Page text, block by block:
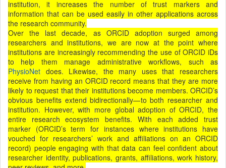
institution, it increases the number of trust markers and
information that can be used easily in other applications across
the research community.
Over the last decade, as ORCID adoption surged among
researchers and institutions, we are now at the point where
institutions are increasingly recommending the use of ORCID iDs
to help them manage administrative workflows, such as
PhysioNet does. Likewise, the many uses that researchers
receive from having an ORCID record means that they are more
likely to request that their institutions become members. ORCID’s
obvious benefits extend bidirectionally—to both researcher and
institution. However, with more global adoption of ORCID, the
entire research ecosystem benefits. With each added trust
marker (ORCID’s term for instances where institutions have
vouched for researchers’ work and affiliations on an ORCID
record) people engaging with that data can feel confident about
researcher identity, publications, grants, affiliations, work history,